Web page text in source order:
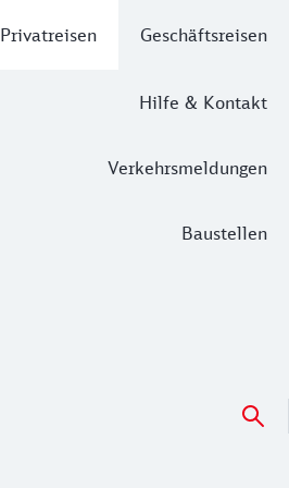
Privatreisen Geschäftsreisen
Hilfe & Kontakt
Verkehrsmeldungen
Baustellen